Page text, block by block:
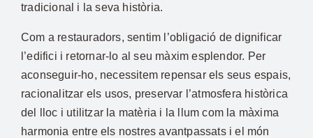
tradicional i la seva història.
Com a restauradors, sentim l’obligació de dignificar
l’edifici i retornar-lo al seu màxim esplendor. Per
aconseguir-ho, necessitem repensar els seus espais,
racionalitzar els usos, preservar l’atmosfera històrica
del lloc i utilitzar la matèria i la llum com la màxima
harmonia entre els nostres avantpassats i el món